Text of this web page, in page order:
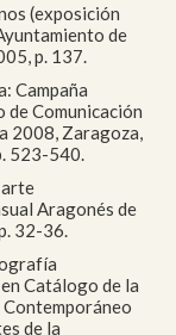
(exposición
de
p. 137.
Campaña
de Comunicación
2008, Zaragoza,
523-540.
arte
Aragonés de
32-36.
Catálogo de la
de la